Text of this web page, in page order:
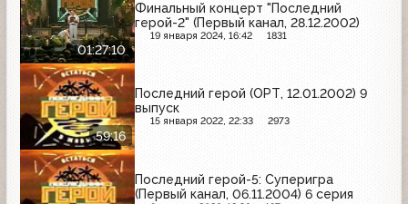
01:27:10
Финальный концерт "Последний
герой-2" (Первый канал, 28.12.2002)
19 января 2024, 16:42 1831
59:16
Последний герой (ОРТ, 12.01.2002) 9
выпуск
15 января 2022, 22:33 2973
Последний герой-5: Суперигра
(Первый канал, 06.11.2004) 6 серия